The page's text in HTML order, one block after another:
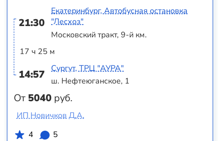
21:30
17 ч 25 м
14:57
От 5040 руб.
Екатеринбург, Автобусная остановка
"Лесхоз"
Московский тракт, 9-й км.
Сургут, ТРЦ "АУРА"
ш. Нефтеюганское, 1
ИП Новичков Д.А.
4
5